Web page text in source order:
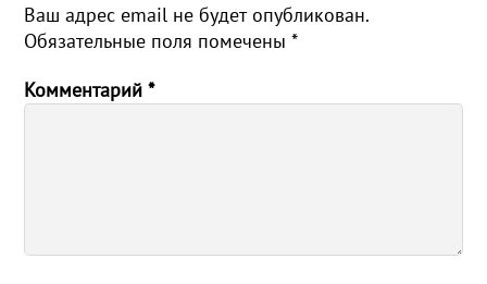
Ваш адрес email не будет опубликован.
Обязательные поля помечены*
Комментарий*